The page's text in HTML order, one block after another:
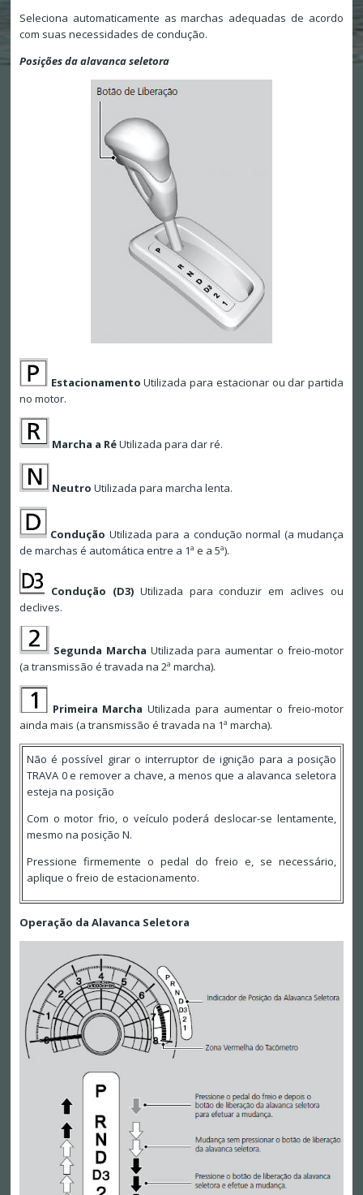
Seleciona automaticamente as marchas adequadas de acordo
com suas necessidades de condução.
Posições da alavanca seletora
Estacionamento Utilizada para estacionar ou dar partida
no motor.
Marcha a RéUtilizada para dar ré.
Neutro Utilizada para marcha lenta.
Condução Utilizada para a condução normal (a mudança
de marchas é automática entre a 1ª e a 5ª).
Condução (D3) Utilizada para conduzir em aclives ou
declives.
Segunda Marcha Utilizada para aumentar o freio-motor
(a transmissão é travada na 2ª marcha).
Primeira Marcha Utilizada para aumentar o freio-motor
ainda mais (a transmissão é travada na 1ª marcha).
Não é possível girar o interruptor de ignição para a posição
TRAVA 0 e remover a chave, a menos que a alavanca seletora
esteja na posição
Com o motor frio, o veículo poderá deslocar-se lentamente,
mesmo na posição N.
Pressione firmemente o pedal do freio e, se necessário,
aplique o freio de estacionamento.
Operação da Alavanca Seletora